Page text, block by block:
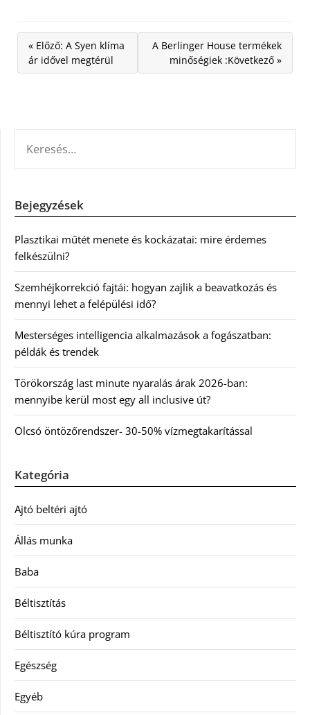
« Előző: A Syen klíma
ár idővel megtérül
A Berlinger House termékek
minőségiek :Következő »
Bejegyzések
Plasztikai műtét menete és kockázatai: mire érdemes
felkészülni?
Szemhéjkorrekció fajtái: hogyan zajlik a beavatkozás és
mennyi lehet a felépülési idő?
Mesterséges intelligencia alkalmazások a fogászatban:
példák és trendek
Törökország last minute nyaralás árak 2026-ban:
mennyibe kerül most egy all inclusive út?
Olcsó öntözőrendszer- 30-50% vízmegtakarítással
Kategória
Ajtó beltéri ajtó
Állás munka
Baba
Béltisztítás
Béltisztító kúra program
Egészség
Egyéb